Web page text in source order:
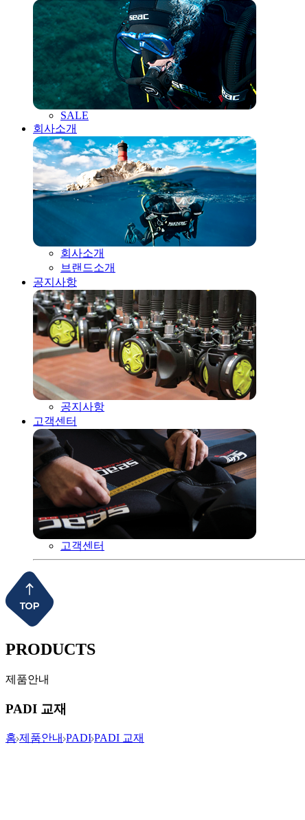
SALE
회사소개
회사소개
브랜드소개
공지사항
공지사항
고객센터
고객센터
PRODUCTS
제품안내
PADI 교재
홈 제품안내 PADI PADI 교재